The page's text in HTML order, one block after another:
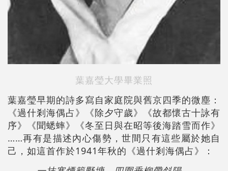
葉嘉瑩大學畢業照
葉嘉瑩早期的詩多寫自家庭院與舊京四季的微塵：
《過什剎海偶占》《除夕守歲》《故都懷古十詠有
序》《聞蟋蟀》《冬至日與在昭等後海踏雪而作》
……再有是描述內心傷勢，世間只有這些屬於她自
己，如這首作於1941年秋的《過什剎海偶占》：